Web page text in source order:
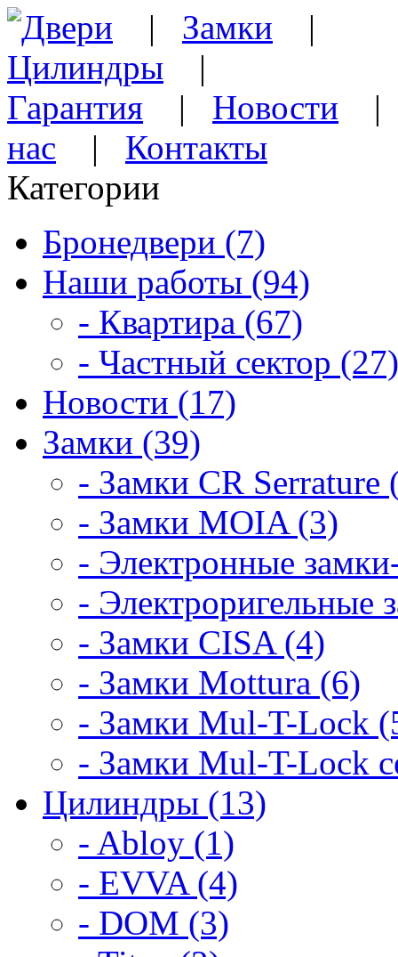
Двери | Замки |
Цилиндры |
Гарантия | Новости
нас | Контакты
Категории
Бронедвери (7)
Наши работы (94)
- Квартира (67)
- Частный сектор (27)
Новости (17)
Замки (39)
- Замки CR Serrature
- Замки MOIA (3)
- Электронные
-
- Замки CISA (4)
- Замки Mottura (6)
- Замки Mul-T-Lock
- Замки Mul-T-Lock
Цилиндры (13)
- Abloy (1)
- EVVA (4)
- DOM (3)